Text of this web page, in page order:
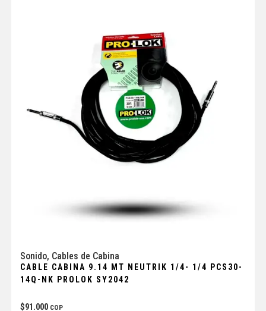
Sonido, Cables de Cabina
CABLE CABINA 9.14 MT NEUTRIK 1/4- 1/4 PCS30-
14Q-NK PROLOK SY2042
$91.000 COP